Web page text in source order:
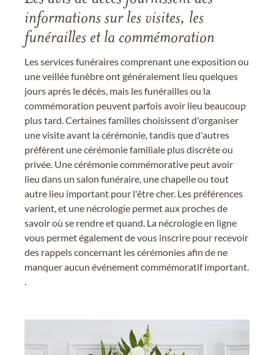
informations sur les visites, les
funérailles et la commémoration
Les services funéraires comprenant une exposition ou
une veillée funèbre ont généralement lieu quelques
jours après le décès, mais les funérailles ou la
commémoration peuvent parfois avoir lieu beaucoup
plus tard. Certaines familles choisissent d'organiser
une visite avant la cérémonie, tandis que d'autres
préfèrent une cérémonie familiale plus discrète ou
privée. Une cérémonie commémorative peut avoir
lieu dans un salon funéraire, une chapelle ou tout
autre lieu important pour l'être cher. Les préférences
varient, et une nécrologie permet aux proches de
savoir où se rendre et quand. La nécrologie en ligne
vous permet également de vous inscrire pour recevoir
des rappels concernant les cérémonies afin de ne
manquer aucun événement commémoratif important.